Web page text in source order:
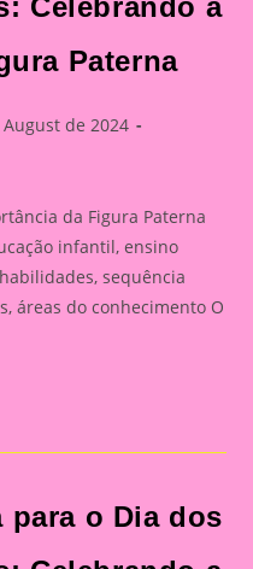
Celebrando a
Paterna
August de 2024
da Figura Paterna
infantil, ensino
sequência
áreas do conhecimento O
para o Dia dos